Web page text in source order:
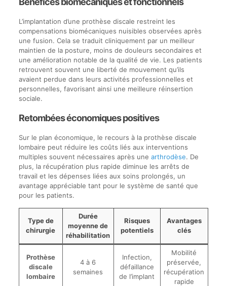
L’implantation d’une prothèse discale restreint les
compensations biomécaniques nuisibles observées après
une fusion. Cela se traduit cliniquement par un meilleur
maintien de la posture, moins de douleurs secondaires et
une amélioration notable de la qualité de vie. Les patients
retrouvent souvent une liberté de mouvement qu’ils
avaient perdue dans leurs activités professionnelles et
personnelles, favorisant ainsi une meilleure réinsertion
sociale.
Retombées économiques positives
Sur le plan économique, le recours à la prothèse discale
lombaire peut réduire les coûts liés aux interventions
multiples souvent nécessaires après une arthrodèse. De
plus, la récupération plus rapide diminue les arrêts de
travail et les dépenses liées aux soins prolongés, un
avantage appréciable tant pour le système de santé que
pour les patients.
Type de
chirurgie
Durée
moyenne de
réhabilitation
Risques
potentiels
Avantages
clés
Prothèse
discale
lombaire
4 à 6
semaines
Infection,
défaillance
de l’implant
Mobilité
préservée,
récupération
rapide